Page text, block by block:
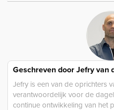
Geschreven door Jefry van
Jefry is een van de oprichters
verantwoordelijk voor de
continue ontwikkeling van het